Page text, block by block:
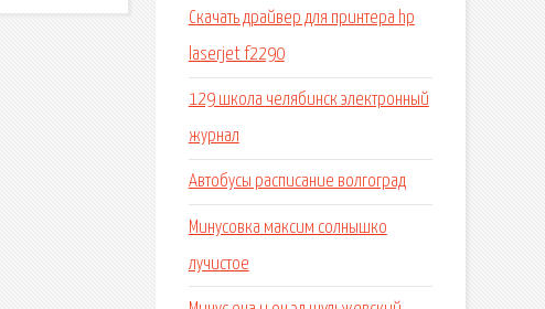
Скачать драйвер для принтера hp
laserjet f2290
129 школа челябинск электронный
журнал
Автобусы расписание волгоград
Минусовка максим солнышко
лучистое